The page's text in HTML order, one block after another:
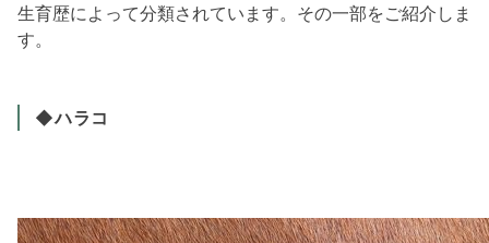
生育歴によって分類されています。その一部をご紹介しま
す。
◆ハラコ